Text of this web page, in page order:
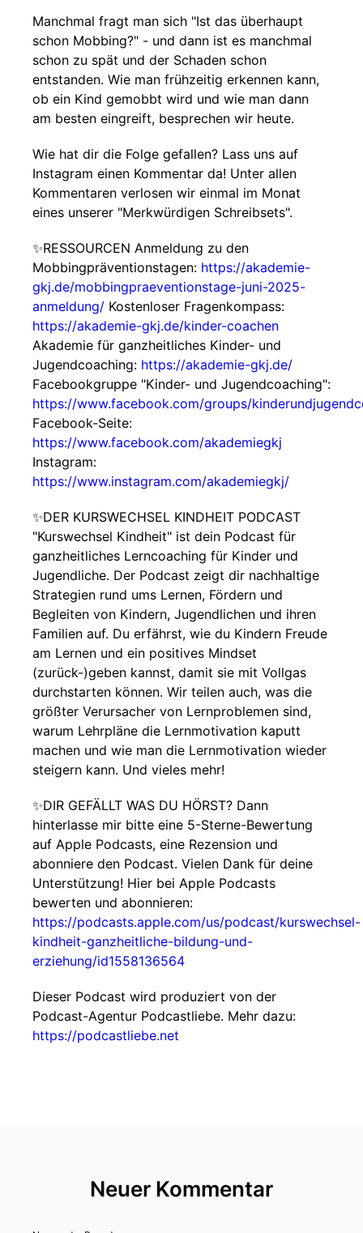
Manchmal fragt man sich "Ist das überhaupt
schon Mobbing?" - und dann ist es manchmal
schon zu spät und der Schaden schon
entstanden. Wie man frühzeitig erkennen kann,
ob ein Kind gemobbt wird und wie man dann
am besten eingreift, besprechen wir heute.
Wie hat dir die Folge gefallen? Lass uns auf
Instagram einen Kommentar da! Unter allen
Kommentaren verlosen wir einmal im Monat
eines unserer "Merkwürdigen Schreibsets".
✨RESSOURCEN Anmeldung zu den
Mobbingpräventionstagen: https://akademie-
gkj.de/mobbingpraeventionstage-juni-2025-
anmeldung/ Kostenloser Fragenkompass:
https://akademie-gkj.de/kinder-coachen
Akademie für ganzheitliches Kinder- und
Jugendcoaching: https://akademie-gkj.de/
Facebookgruppe "Kinder- und Jugendcoaching":
https://www.facebook.com/groups/
Facebook-Seite:
https://www.facebook.com/akademiegkj
Instagram:
https://www.instagram.com/akademiegkj/
✨DER KURSWECHSEL KINDHEIT PODCAST
"Kurswechsel Kindheit" ist dein Podcast für
ganzheitliches Lerncoaching für Kinder und
Jugendliche. Der Podcast zeigt dir nachhaltige
Strategien rund ums Lernen, Fördern und
Begleiten von Kindern, Jugendlichen und ihren
Familien auf. Du erfährst, wie du Kindern Freude
am Lernen und ein positives Mindset
(zurück-)geben kannst, damit sie mit Vollgas
durchstarten können. Wir teilen auch, was die
größter Verursacher von Lernproblemen sind,
warum Lehrpläne die Lernmotivation kaputt
machen und wie man die Lernmotivation wieder
steigern kann. Und vieles mehr!
✨DIR GEFÄLLT WAS DU HÖRST? Dann
hinterlasse mir bitte eine 5-Sterne-Bewertung
auf Apple Podcasts, eine Rezension und
abonniere den Podcast. Vielen Dank für deine
Unterstützung! Hier bei Apple Podcasts
bewerten und abonnieren:
https://podcasts.apple.com/us/podcast/kurswechsel-
kindheit-ganzheitliche-bildung-und-
erziehung/id1558136564
Dieser Podcast wird produziert von der
Podcast-Agentur Podcastliebe. Mehr dazu:
https://podcastliebe.net
Neuer Kommentar